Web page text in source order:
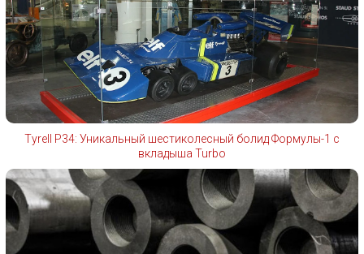
Tyrell P34: Уникальный шестиколесный болид Формулы-1 с
вкладыша Turbo